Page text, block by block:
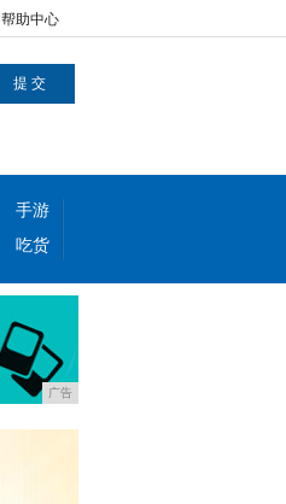
帮助中心
手游
吃货
广告